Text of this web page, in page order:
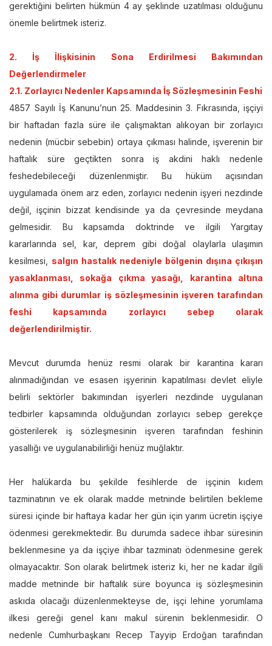
gerektiğini belirten hükmün 4 ay şeklinde uzatılması olduğunu
önemle belirtmek isteriz.
2. İş İlişkisinin Sona Erdirilmesi Bakımından
Değerlendirmeler
2.1. Zorlayıcı Nedenler Kapsamında İş Sözleşmesinin Feshi
4857 Sayılı İş Kanunu’nun 25. Maddesinin 3. Fıkrasında, işçiyi
bir haftadan fazla süre ile çalışmaktan alıkoyan bir zorlayıcı
nedenin (mücbir sebebin) ortaya çıkması halinde, işverenin bir
haftalık süre geçtikten sonra iş akdini haklı nedenle
feshedebileceği düzenlenmiştir. Bu hüküm açısından
uygulamada önem arz eden, zorlayıcı nedenin işyeri nezdinde
değil, işçinin bizzat kendisinde ya da çevresinde meydana
gelmesidir. Bu kapsamda doktrinde ve ilgili Yargıtay
kararlarında sel, kar, deprem gibi doğal olaylarla ulaşımın
kesilmesi, salgın hastalık nedeniyle bölgenin dışına çıkışın
yasaklanması, sokağa çıkma yasağı, karantina altına
alınma gibi durumlar iş sözleşmesinin işveren tarafından
feshi kapsamında zorlayıcı sebep olarak
değerlendirilmiştir.
Mevcut durumda henüz resmi olarak bir karantina kararı
alınmadığından ve esasen işyerinin kapatılması devlet eliyle
belirli sektörler bakımından işyerleri nezdinde uygulanan
tedbirler kapsamında olduğundan zorlayıcı sebep gerekçe
gösterilerek iş sözleşmesinin işveren tarafından feshinin
yasallığı ve uygulanabilirliği henüz muğlaktır.
Her halükarda bu şekilde fesihlerde de işçinin kıdem
tazminatının ve ek olarak madde metninde belirtilen bekleme
süresi içinde bir haftaya kadar her gün için yarım ücretin işçiye
ödenmesi gerekmektedir. Bu durumda sadece ihbar süresinin
beklenmesine ya da işçiye ihbar tazminatı ödenmesine gerek
olmayacaktır. Son olarak belirtmek isteriz ki, her ne kadar ilgili
madde metninde bir haftalık süre boyunca iş sözleşmesinin
askıda olacağı düzenlenmekteyse de, işçi lehine yorumlama
ilkesi gereği genel kanı makul sürenin beklenmesidir. O
nedenle Cumhurbaşkanı Recep Tayyip Erdoğan tarafından